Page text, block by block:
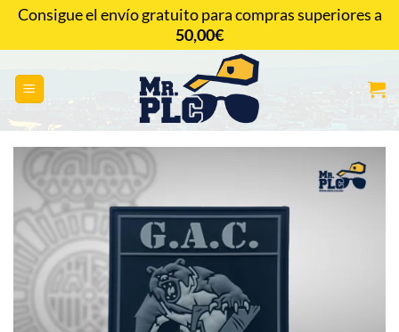
Saltar
contenido
CONTACTAR
Consigue el envío gratuito para compras superiores a
50,00€